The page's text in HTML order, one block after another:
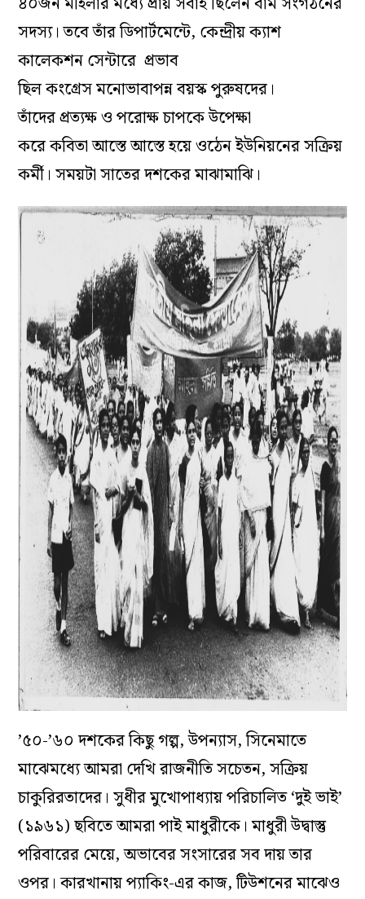
সদস্য। তবেতাঁর ডিপার্টমেন্টে, কেন্দ্রীয় ক্যাশ
কালেকশন সেন্টারে প্রভাব
ছিলকংগ্রেসমনোভাবাপন্নবয়স্ক পুরুষদের।
তাঁদেরপ্রত্যক্ষ ও পরোক্ষ চাপকে উপেক্ষা
করেকবিতাআস্তে আস্তে হয়ে ওঠেন ইউনিয়নের সক্রিয়
কর্মী। সময়টা সাতের দশকের মাঝামাঝি।
’৫০-’৬০ দশকের কিছু গল্প, উপন্যাস, সিনেমাতে
মাঝেমধ্যে আমরা দেখি রাজনীতি সচেতন, সক্রিয়
চাকুরিরতাদের। সুধীর মুখোপাধ্যায় পরিচালিত ‘দুই ভাই’
(১৯৬১) ছবিতে আমরা পাই মাধুরীকে। মাধুরী উদ্বাস্তু
পরিবারের মেয়ে, অভাবের সংসারের সব দায় তার
ওপর। কারখানায় প্যাকিং-এর কাজ, টিউশনের মাঝেও